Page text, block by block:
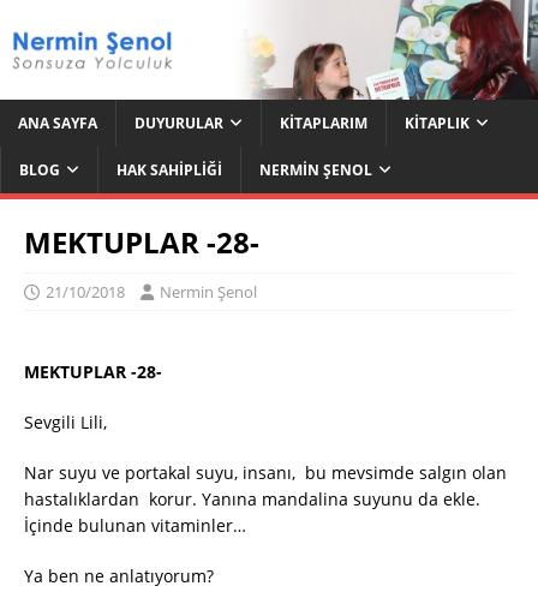
ANA SAYFA DUYURULAR KITAPLARIM KITAPLIK
BLOG HAK SAHIPLIĞI NERMIN ŞENOL
MEKTUPLAR -28-
21/10/2018 Nermin Şenol
MEKTUPLAR -28-
Sevgili Lili,
Nar suyu ve portakal suyu, insanı, bu mevsimde salgın olan
hastalıklardan korur. Yanına mandalina suyunu da ekle.
İçinde bulunan vitaminler…
Ya ben ne anlatıyorum?